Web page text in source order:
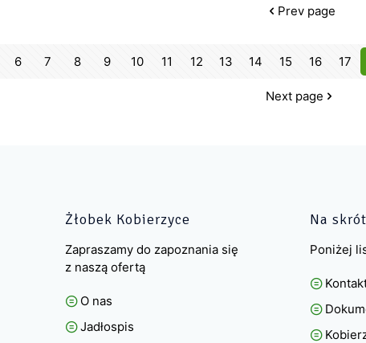
Prev page
6 7 8 9 10 11 12 13 14 15 16 17
Next page
Żłobek Kobierzyce
Zapraszamy do zapoznania się
z naszą ofertą
O nas
Jadłospis
Na
Poniżej